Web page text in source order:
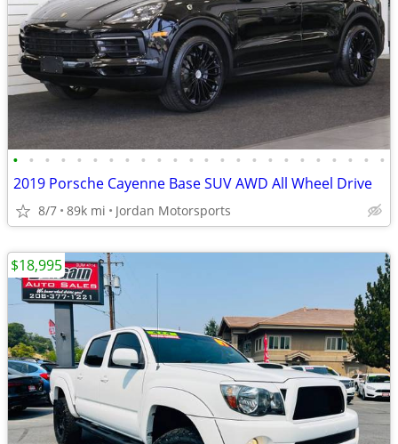
• • • • • • • • • • • • • • • • • • • • • • • •
2019 Porsche Cayenne Base SUV AWD All Wheel Drive
8/7 89k mi Jordan Motorsports
$18,995